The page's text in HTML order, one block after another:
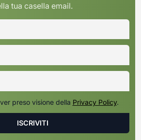
tua casella email.
preso visione della Privacy Policy.